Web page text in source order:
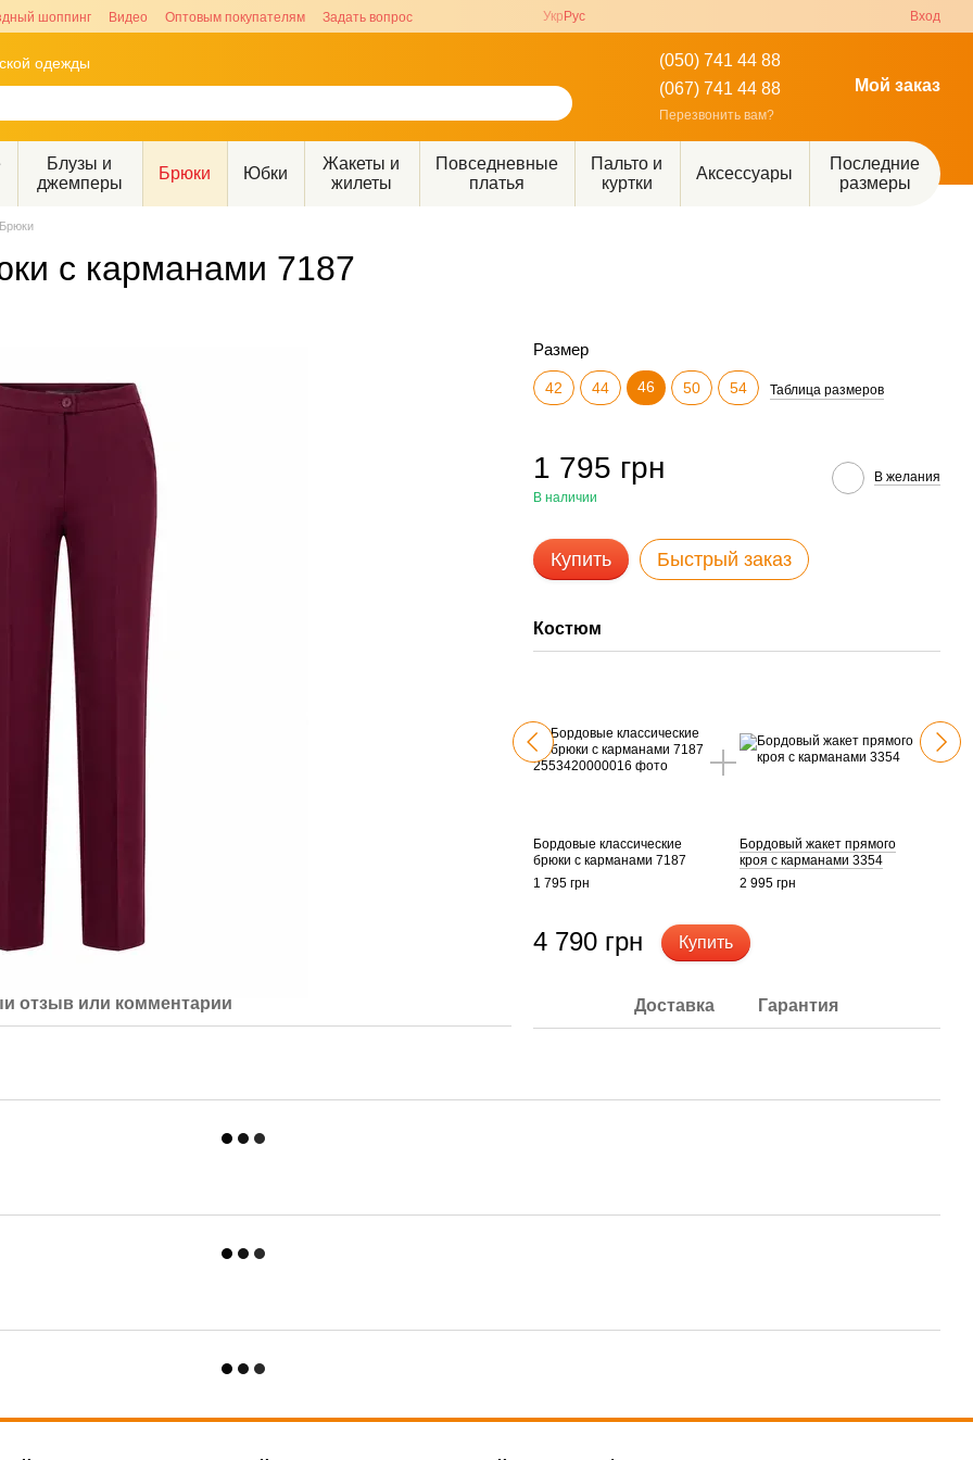
шоппинг Видео Оптовым покупателям Задать вопрос Укр Рус Вход
одежды
(050) 741 44 88
(067) 741 44 88
Перезвонить вам?
Мой заказ
Блузы и
джемперы
Брюки Юбки
Жакеты и
жилеты
Повседневные
платья
Пальто и
куртки
Аксессуары
Последние
размеры
Брюки
с карманами 7187
отзыв или комментарий
Размер
42 44 46 50 54 Таблица размеров
1 795 грн
В наличии
В желания
Купить Быстрый заказ
Костюм
Бордовые классические
брюки с карманами 7187
1 795 грн
Бордовый жакет прямого
кроя с карманами 3354
2 995 грн
4 790 грн Купить
Доставка Гарантия